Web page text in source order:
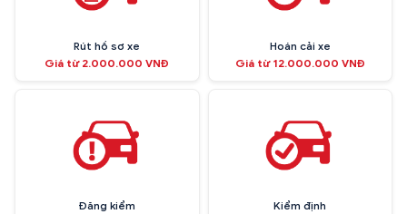
Rút hồ sơ xe
Giá từ 2.000.000 VNĐ
Hoán cải xe
Giá từ 12.000.000 VNĐ
Đăng kiểm
Kiểm định